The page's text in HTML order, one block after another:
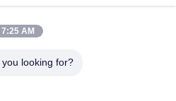
top
7:25 AM
looking for?